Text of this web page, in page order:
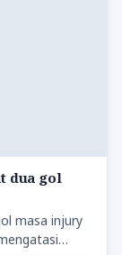
dua gol
masa injury